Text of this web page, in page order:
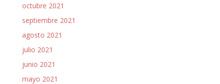
octubre 2021
septiembre 2021
agosto 2021
julio 2021
junio 2021
mayo 2021